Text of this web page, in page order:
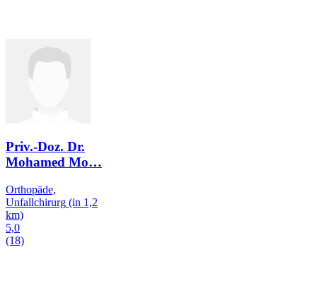
Priv.-Doz. Dr.
Mohamed Mo…
Orthopäde,
Unfallchirurg (in 1,2
km)
5,0
(18)